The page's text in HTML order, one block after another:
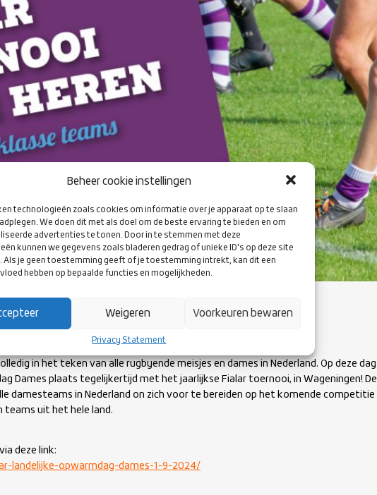
Beheer cookie instellingen
technologieën zoals cookies om informatie over je apparaat op te slaan
We doen dit met als doel om de beste ervaring te bieden en om
advertenties te tonen. Door in te stemmen met deze
kunnen we gegevens zoals bladeren gedrag of unieke ID's op deze site
Als je geen toestemming geeft of je toestemming intrekt, kan dit een
hebben op bepaalde functies en mogelijkheden.
Weigeren Voorkeuren bewaren
Privacy Statement
DAMES EN GIRLS RUGBY FESTIVAL
in het teken van alle rugbyende meisjes en dames in Nederland. Op deze dag
Dames plaats tegelijkertijd met het jaarlijkse Fialar toernooi, in Wageningen! De
damesteams in Nederland on zich voor te bereiden op het komende competitie
teams uit het hele land.
deze link:
landelijke-opwarmdag-dames-1-9-2024/